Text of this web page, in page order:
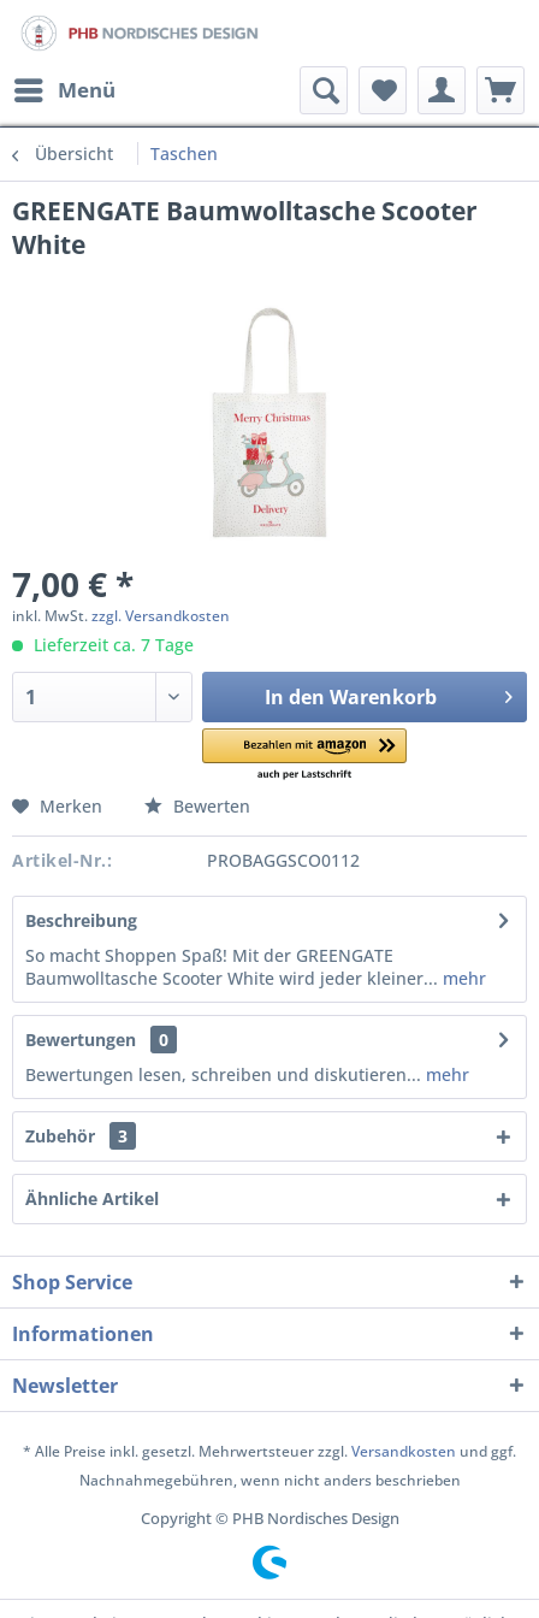
Menü
Übersicht Taschen
GREENGATE Baumwolltasche Scooter
White
7,00 € *
inkl. MwSt.zzgl. Versandkosten
Lieferzeit ca. 7 Tage
In den Warenkorb
Merken Bewerten
Artikel-Nr.: PROBAGGSCO0112
Beschreibung
So macht Shoppen Spaß! Mit der GREENGATE
Baumwolltasche Scooter White wird jeder kleiner... mehr
Bewertungen
0
Bewertungen lesen, schreiben und diskutieren... mehr
Zubehör 3
Ähnliche Artikel
Shop Service
Informationen
Newsletter
* Alle Preise inkl. gesetzl. Mehrwertsteuer zzgl.Versandkosten und ggf.
Nachnahmegebühren, wenn nicht anders beschrieben
Copyright © PHB Nordisches Design